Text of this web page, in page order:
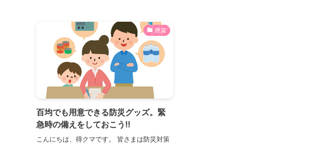
懸賞
百均でも用意できる防災グッズ。緊
急時の備えをしておこう!!
こんにちは、得クマです。 皆さまは防災対策